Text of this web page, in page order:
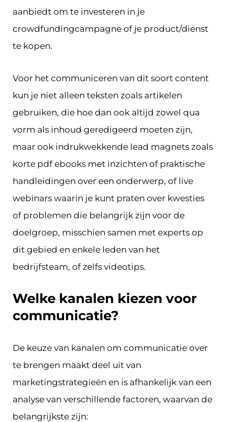
aanbiedt om te investeren in je
crowdfundingcampagne of je product/dienst
te kopen.
Voor het communiceren van dit soort content
kun je niet alleen teksten zoals artikelen
gebruiken, die hoe dan ook altijd zowel qua
vorm als inhoud geredigeerd moeten zijn,
maar ook indrukwekkende lead magnets zoals
korte pdf ebooks met inzichten of praktische
handleidingen over een onderwerp, of live
webinars waarin je kunt praten over kwesties
of problemen die belangrijk zijn voor de
doelgroep, misschien samen met experts op
dit gebied en enkele leden van het
bedrijfsteam, of zelfs videotips.
Welke kanalen kiezen voor
communicatie?
De keuze van kanalen om communicatie over
te brengen maakt deel uit van
marketingstrategieën en is afhankelijk van een
analyse van verschillende factoren, waarvan de
belangrijkste zijn: